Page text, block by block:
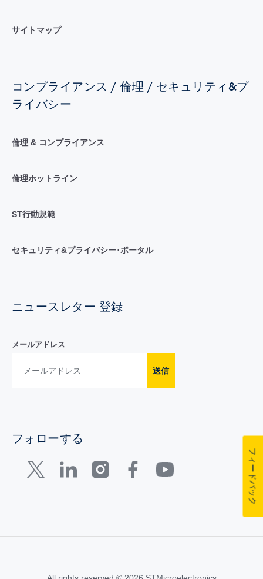
サイトマップ
コンプライアンス / 倫理 / セキュリティ&プ
ライバシー
倫理 & コンプライアンス
倫理ホットライン
ST行動規範
セキュリティ&プライバシー･ポータル
ニュースレター 登録
メールアドレス
送信
フォローする
フィードバック